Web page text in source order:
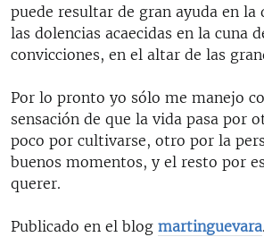
puede resultar de gran ayuda en la
las dolencias acaecidas en la cuna
convicciones, en el altar de las
Por lo pronto yo sólo me manejo
sensación de que la vida pasa por
poco por cultivarse, otro por la
buenos momentos, y el resto por
querer.
Publicado en el blog martinguevara